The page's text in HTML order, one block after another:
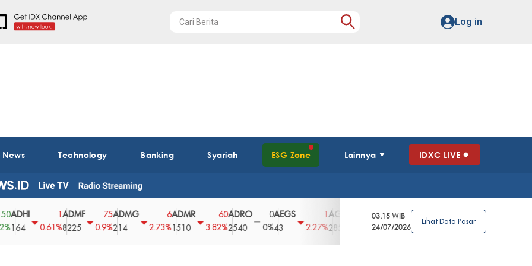
Log in
Technology Banking Syariah ESG Zone Lainnya IDXC LIVE
0.61%
ADMF
8225
75
0.9%
ADMG
214
2.73%
ADMR
1510
60
3.82%
ADRO
2540
0
0%
AEGS
2.27% 2850
3.39%
AGRO
4
2.63%
0%
03.15 WIB
24/07/2026
Lihat Data Pasar